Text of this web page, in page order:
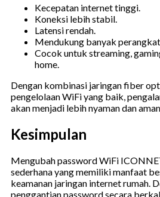
Kecepatan internet tinggi.
Koneksi lebih stabil.
Latensi rendah.
Mendukung banyak
Cocok untuk streaming,
home.
Dengan kombinasi jaringan fiber
pengelolaan WiFi yang baik,
akan menjadi lebih nyaman dan
Kesimpulan
Mengubah password WiFi
sederhana yang memiliki manfaat
keamanan jaringan internet rumah.
penggantian password secara